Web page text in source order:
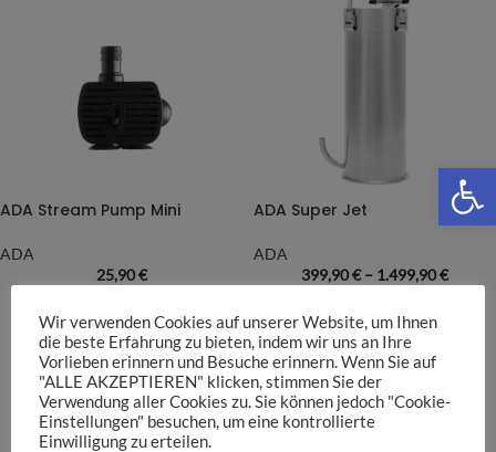
ADA Stream Pump Mini
ADA
25,90€
ADA Super Jet
ADA
399,90€– 1.499,90€
Wir verwenden Cookies auf unserer Website, um Ihnen
die beste Erfahrung zu bieten, indem wir uns an Ihre
Vorlieben erinnern und Besuche erinnern. Wenn Sie auf
"ALLE AKZEPTIEREN" klicken, stimmen Sie der
Verwendung aller Cookies zu. Sie können jedoch "Cookie-
Einstellungen" besuchen, um eine kontrollierte
Einwilligung zu erteilen.